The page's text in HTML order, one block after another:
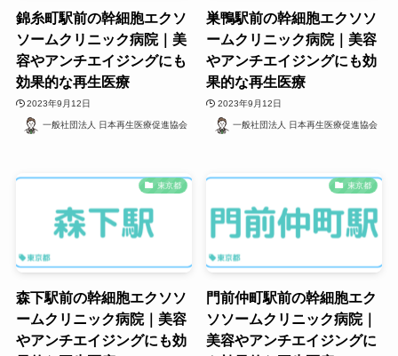
錦糸町駅前の幹細胞エクソ
ソームクリニック病院｜美
容やアンチエイジングにも
効果的な再生医療
2023年9月12日
一般社団法人 日本再生医療促進協会
巣鴨駅前の幹細胞エクソソ
ームクリニック病院｜美容
やアンチエイジングにも効
果的な再生医療
2023年9月12日
一般社団法人 日本再生医療促進協会
東京都
森下駅前の幹細胞エクソソ
ームクリニック病院｜美容
やアンチエイジングにも効
東京都
門前仲町駅前の幹細胞エク
ソソームクリニック病院｜
美容やアンチエイジングに